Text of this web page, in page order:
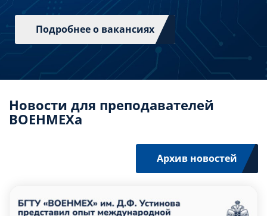
Подробнее о вакансиях
Новости для преподавателей
ВОЕНМЕХа
Архив новостей